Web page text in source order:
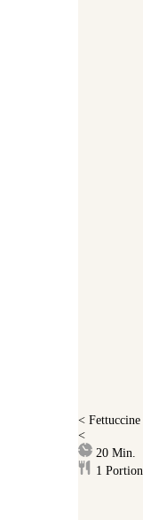
<
<
20Minuten
Min.
1 Portion